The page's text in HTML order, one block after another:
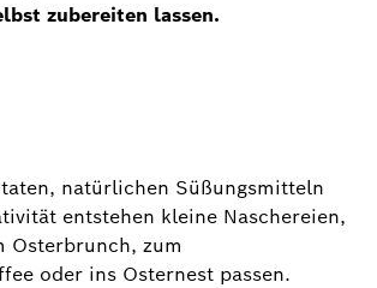
zubereiten lassen.
natürlichen Süßungsmitteln
entstehen kleine Naschereien,
Osterbrunch, zum
oder ins Osternest passen.